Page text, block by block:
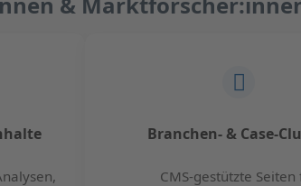
Branchen- & Case-
CMS-gestützte Seiten